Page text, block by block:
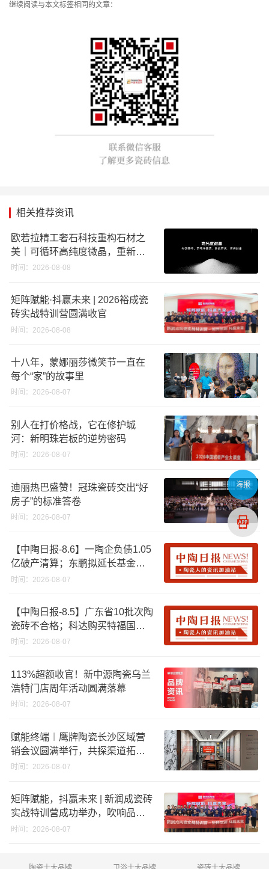
继续阅读与本文标签相同的文章：
相关推荐资讯
欧若拉精工奢石科技重构石材之
美｜可循环高纯度微晶，重新定
义高端奢石原料
时间：2026-08-08
矩阵赋能·抖赢未来 | 2026裕成瓷
砖实战特训营圆满收官
时间：2026-08-08
十八年，蒙娜丽莎微笑节一直在
每个“家”的故事里
时间：2026-08-07
别人在打价格战，它在修护城
河：新明珠岩板的逆势密码
时间：2026-08-07
迪丽热巴盛赞！冠珠瓷砖交出“好
房子”的标准答卷
时间：2026-08-07
【中陶日报-8.6】一陶企负债1.05
亿破产清算；东鹏拟延长基金投
资期限；工信部开展建陶行业能
时间：2026-08-07
【中陶日报-8.5】广东省10批次陶
瓷砖不合格；科达购买特福国际
股份申请未通过；蒙娜丽莎5千万
破18亿元
时间：2026-08-07
113%超额收官！新中源陶瓷乌兰
浩特门店周年活动圆满落幕
时间：2026-08-07
赋能终端︱鹰牌陶瓷长沙区域营
销会议圆满举行，共探渠道拓展
与门店升级新路径
时间：2026-08-07
矩阵赋能，抖赢未来 | 新润成瓷砖
实战特训营成功举办，吹响品牌
秋季营销冲锋号！
时间：2026-08-07
海报